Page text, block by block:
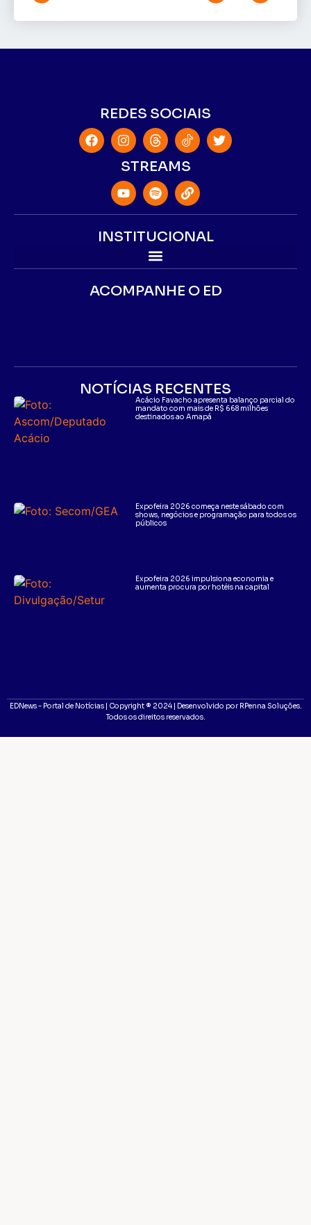
REDES SOCIAIS
STREAMS
INSTITUCIONAL
ACOMPANHE O ED
NOTÍCIAS RECENTES
Acácio Favacho apresenta balanço parcial do
mandato com mais de R$ 668 milhões
destinados ao Amapá
Expofeira 2026 começa neste sábado com
shows, negócios e programação para todos os
públicos
Expofeira 2026 impulsiona economia e
aumenta procura por hotéis na capital
EDNews - Portal de Notícias | Copyright ® 2024 | Desenvolvido por RPenna Soluções.
Todos os direitos reservados.